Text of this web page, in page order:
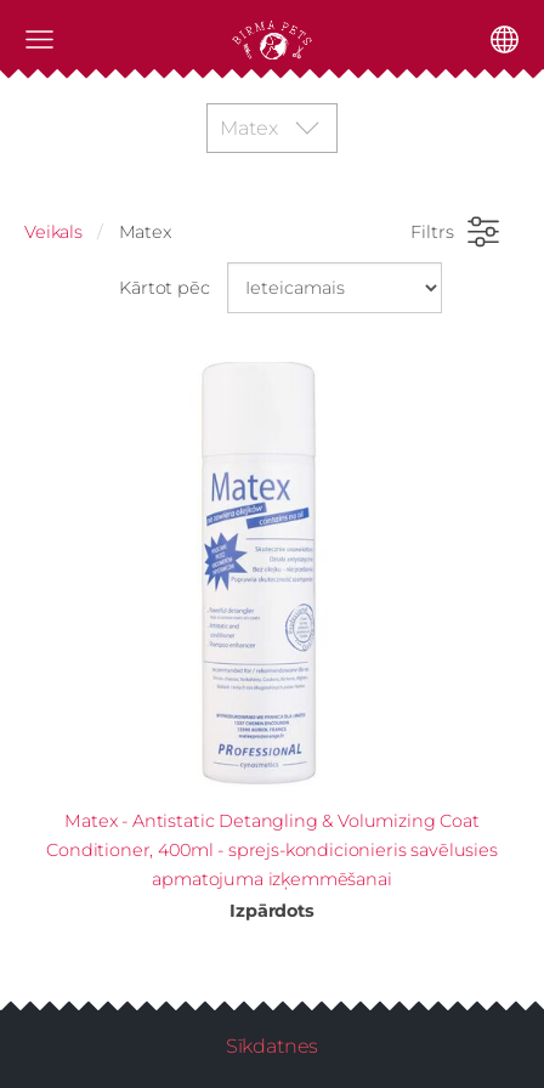
Matex
Veikals Matex Filtrs
Kārtot pēc
Matex - Antistatic Detangling & Volumizing Coat
Conditioner, 400ml - sprejs-kondicionieris savēlusies
apmatojuma izķemmēšanai
Izpārdots
Sīkdatnes